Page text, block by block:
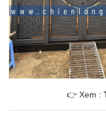
👉 Xem :